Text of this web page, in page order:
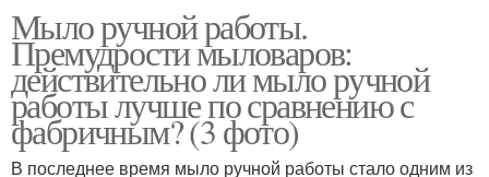
Мыло ручной работы.
Премудрости мыловаров:
действительно ли мыло ручной
работы лучше по сравнению с
фабричным? (3 фото)
В последнее время мыло ручной работы стало одним из